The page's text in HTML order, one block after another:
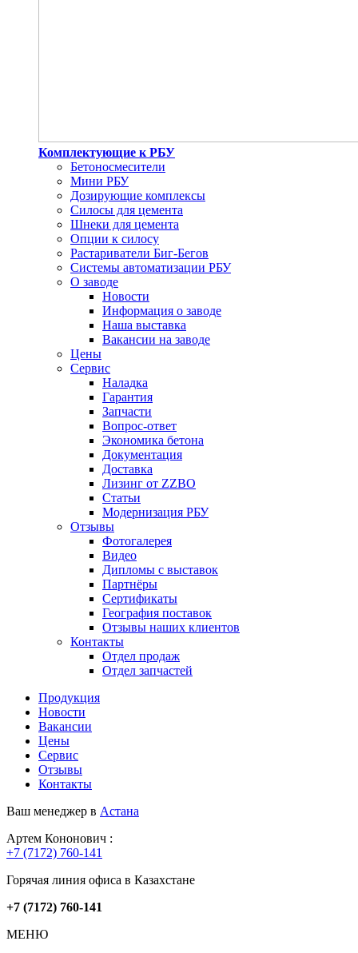
Комплектующие к РБУ
Бетоносмесители
Мини РБУ
Дозирующие комплексы
Силосы для цемента
Шнеки для цемента
Опции к силосу
Растариватели Биг-Бегов
Системы автоматизации РБУ
О заводе
Новости
Информация о заводе
Наша выставка
Вакансии на заводе
Цены
Сервис
Наладка
Гарантия
Запчасти
Вопрос-ответ
Экономика бетона
Документация
Доставка
Лизинг от ZZBO
Статьи
Модернизация РБУ
Отзывы
Фотогалерея
Видео
Дипломы с выставок
Партнёры
Сертификаты
География поставок
Отзывы наших клиентов
Контакты
Отдел продаж
Отдел запчастей
Продукция
Новости
Вакансии
Цены
Сервис
Отзывы
Контакты
Ваш менеджер в Астана
Артем Кононович :
+7 (7172) 760-141
Горячая линия офиса в Казахстане
+7 (7172) 760-141
МЕНЮ